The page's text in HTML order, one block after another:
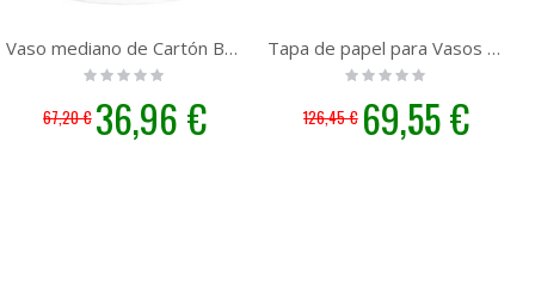
Vaso mediano de Cartón Bebidas Frías - 12 oz 350cc | 1000 unidades
Rating:
0%
67,20 €
Precio
especial
36,96 €
Tapa de papel para Vasos de 8oz y 12oz Ø80 | 1000 unidades
Rating:
0%
126,45 €
Precio
especial
69,55 €